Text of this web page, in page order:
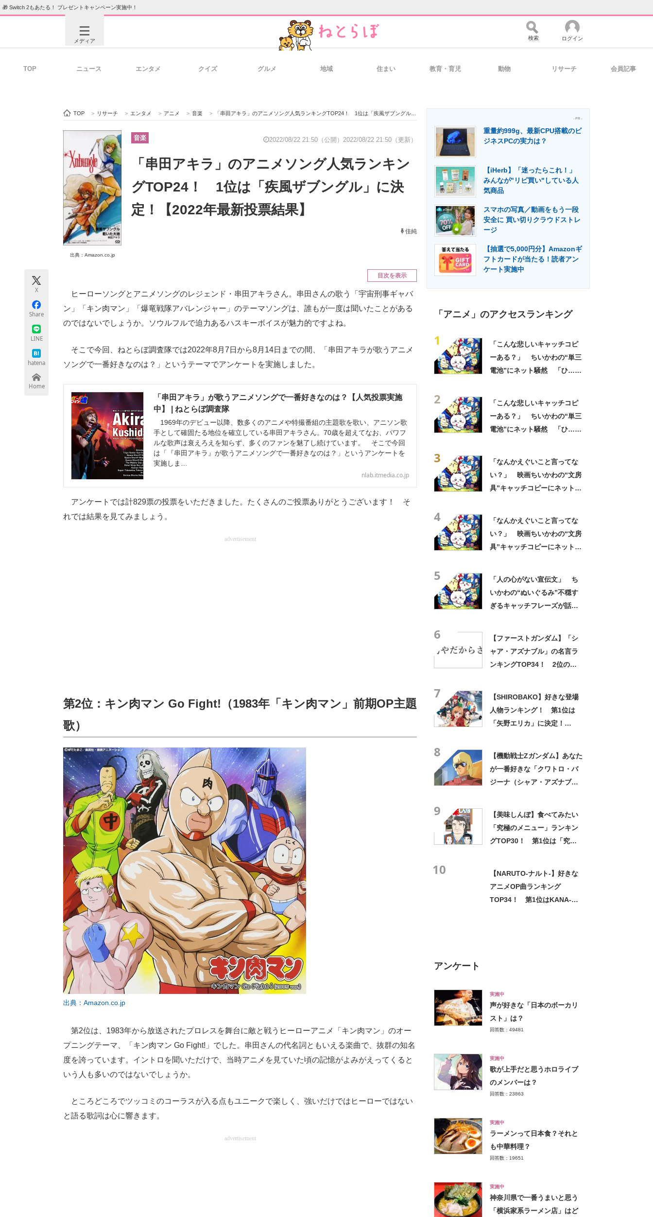
🎁 Switch 2もあたる！ プレゼントキャンペーン実施中！
メディア
ビジネスと働き方のヒント 経営リーダーのコミュニティ マーケ×ITの今がよく分かる
ITエンジニア向け専門サイト IT製品の技術・比較・事例 製造業のIT導入・活用を支援
モノづくり技術者専門サイト エネルギーの専門メディア 建設×テクノロジーの最前線
検索 ログイン
TOP ニュース エンタメ クイズ グルメ 地域 住まい 教育・育児 動物 リサーチ 会員記事
TOP > リサーチ > エンタメ > アニメ > 音楽 > 「串田アキラ」のアニメソング人気ランキングTOP24！ 1位は「疾風ザブングル」に決定！【2022年最新投票結果】
出典：Amazon.co.jp
音楽 2022/08/22 21:50（公開） 2022/08/22 21:50（更新）
「串田アキラ」のアニメソング人気ランキン
グTOP24！ 1位は「疾風ザブングル」に決
定！【2022年最新投票結果】
佳純
X
Share
LINE
hatena
Home
目次を表示
ヒーローソングとアニメソングのレジェンド・串田アキラさん。串田さんの歌う「宇宙刑事ギャバ
ン」「キン肉マン」「爆竜戦隊アバレンジャー」のテーマソングは、誰もが一度は聞いたことがある
のではないでしょうか。ソウルフルで迫力あるハスキーボイスが魅力的ですよね。
そこで今回、ねとらぼ調査隊では2022年8月7日から8月14日までの間、「串田アキラが歌うアニメ
ソングで一番好きなのは？」というテーマでアンケートを実施しました。
「串田アキラ」が歌うアニメソングで一番好きなのは？【人気投票実施
中】 | ねとらぼ調査隊
1969年のデビュー以降、数多くのアニメや特撮番組の主題歌を歌い、アニソン歌
手として確固たる地位を確立している串田アキラさん。70歳を超えてなお、パワフ
ルな歌声は衰えろえを知らず、多くのファンを魅了し続けています。 そこで今回
は「『串田アキラ』が歌うアニメソングで一番好きなのは？」というアンケートを
実施しま…
nlab.itmedia.co.jp
アンケートでは計829票の投票をいただきました。たくさんのご投票ありがとうございます！ そ
れでは結果を見てみましょう。
advertisement
第2位：キン肉マン Go Fight!（1983年「キン肉マン」前期OP主題
歌）
出典：Amazon.co.jp
第2位は、1983年から放送されたプロレスを舞台に敵と戦うヒーローアニメ「キン肉マン」のオー
プニングテーマ、「キン肉マン Go Fight!」でした。串田さんの代名詞ともいえる楽曲で、抜群の知名
度を誇っています。イントロを聞いただけで、当時アニメを見ていた頃の記憶がよみがえってくると
いう人も多いのではないでしょうか。
ところどころでツッコミのコーラスが入る点もユニークで楽しく、強いだけではヒーローではない
と語る歌詞は心に響きます。
advertisement
- PR -
重量約999g、最新CPU搭載のビ
ジネスPCの実力は？
【iHerb】「迷ったらこれ！」
みんなが"リピ買い"している人
気商品
スマホの写真／動画をもう一段
安全に 買い切りクラウドストレ
ージ
【抽選で5,000円分】Amazonギ
フトカードが当たる！読者アン
ケート実施中
「アニメ」のアクセスランキング
1
「こんな悲しいキャッチコピ
ーある？」 ちいかわの“単三
電池”にネット騒然 「ひ…人
2
「こんな悲しいキャッチコピ
ーある？」 ちいかわの“単三
電池”にネット騒然 「ひ…人
3
「なんかえぐいこと言ってな
い？」 映画ちいかわの“文房
具”キャッチコピーにネット騒
4
「なんかえぐいこと言ってな
い？」 映画ちいかわの“文房
具”キャッチコピーにネット騒
5
「人の心がない宣伝文」 ち
いかわの“ぬいぐるみ”不穏す
ぎるキャッチフレーズが話
6
【ファーストガンダム】「シ
ャア・アズナブル」の名言ラ
ンキングTOP34！ 2位の
7
【SHIROBAKO】好きな登場
人物ランキング！ 第1位は
「矢野エリカ」に決定！
8
【機動戦士Zガンダム】あなた
が一番好きな「クワトロ・バ
ジーナ（シャア・アズナブ
9
【美味しんぼ】食べてみたい
「究極のメニュー」ランキン
グTOP30！ 第1位は「究
10
【NARUTO-ナルト-】好きな
アニメOP曲ランキング
TOP34！ 第1位はKANA-
アンケート
実施中
声が好きな「日本のボーカリ
スト」は？
回答数：49481
実施中
歌が上手だと思うホロライブ
のメンバーは？
回答数：23863
実施中
ラーメンって日本食？それと
も中華料理？
回答数：19651
実施中
神奈川県で一番うまいと思う
「横浜家系ラーメン店」はど